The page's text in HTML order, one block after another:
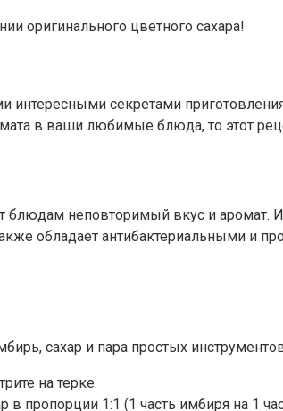
оригинального цветного сахара!
интересными секретами
в ваши любимые блюда, то этот
блюдам неповторимый вкус и
обладает антибактериальными и
сахар и пара простых
на терке.
пропорции 1:1 (1 часть имбиря на 1